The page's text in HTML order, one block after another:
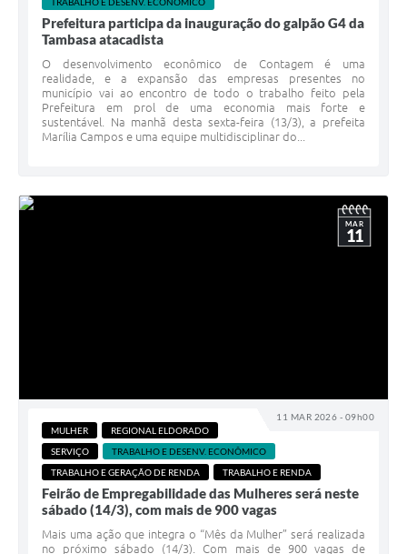
Prefeitura participa da inauguração do galpão G4 da
Tambasa atacadista
O desenvolvimento econômico de Contagem é uma
realidade, e a expansão das empresas presentes no
município vai ao encontro de todo o trabalho feito pela
Prefeitura em prol de uma economia mais forte e
sustentável. Na manhã desta sexta-feira (13/3), a prefeita
Marília Campos e uma equipe multidisciplinar do...
11 MAR 2026 - 09h00
MAR
11
MULHER
REGIONAL ELDORADO
SERVIÇO
TRABALHO E DESENV. ECONÔMICO
TRABALHO E GERAÇÃO DE RENDA
TRABALHO E RENDA
Feirão de Empregabilidade das Mulheres será neste
sábado (14/3), com mais de 900 vagas
Mais uma ação que integra o “Mês da Mulher” será realizada
no próximo sábado (14/3). Com mais de 900 vagas de